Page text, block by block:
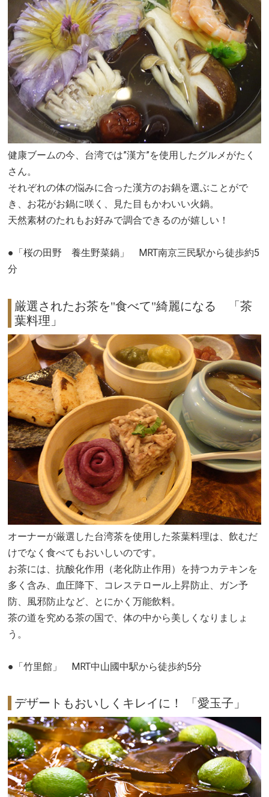
健康ブームの今、台湾では”漢方”を使用したグルメがたく
さん。
それぞれの体の悩みに合った漢方のお鍋を選ぶことがで
き、お花がお鍋に咲く、見た目もかわいい火鍋。
天然素材のたれもお好みで調合できるのが嬉しい！
●「桜の田野 養生野菜鍋」 MRT南京三民駅から徒歩約5
分
厳選されたお茶を"食べて"綺麗になる 「茶
葉料理」
オーナーが厳選した台湾茶を使用した茶葉料理は、飲むだ
けでなく食べてもおいしいのです。
お茶には、抗酸化作用（老化防止作用）を持つカテキンを
多く含み、血圧降下、コレステロール上昇防止、ガン予
防、風邪防止など、とにかく万能飲料。
茶の道を究める茶の国で、体の中から美しくなりましょ
う。
●「竹里館」 MRT中山國中駅から徒歩約5分
デザートもおいしくキレイに！ 「愛玉子」